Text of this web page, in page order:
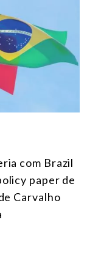
com Brazil
paper de
Carvalho